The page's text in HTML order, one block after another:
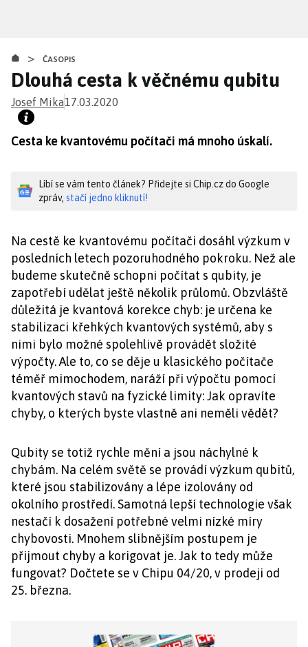
obsahu
> ČASOPIS
Dlouhá cesta k věčnému qubitu
Josef Mika17.03.2020
Cesta ke kvantovému počítači má mnoho úskalí.
Líbí se vám tento článek? Přidejte si Chip.cz do Google
zpráv, stačí jedno kliknutí!
Na cestě ke kvantovému počítači dosáhl výzkum v
posledních letech pozoruhodného pokroku. Než ale
budeme skutečně schopni počítat s qubity, je
zapotřebí udělat ještě několik průlomů. Obzvláště
důležitá je kvantová korekce chyb: je určena ke
stabilizaci křehkých kvantových systémů, aby s
nimi bylo možné spolehlivě provádět složité
výpočty. Ale to, co se děje u klasického počítače
téměř mimochodem, naráží při výpočtu pomocí
kvantových stavů na fyzické limity: Jak opravíte
chyby, o kterých byste vlastně ani neměli vědět?
Qubity se totiž rychle mění a jsou náchylné k
chybám. Na celém světě se provádí výzkum qubitů,
které jsou stabilizovány a lépe izolovány od
okolního prostředí. Samotná lepší technologie však
nestačí k dosažení potřebné velmi nízké míry
chybovosti. Mnohem slibnějším postupem je
přijmout chyby a korigovat je. Jak to tedy může
fungovat? Dočtete se v Chipu 04/20, v prodeji od
25. března.